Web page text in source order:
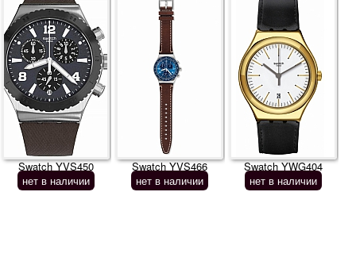
Swatch YVS450
нет в наличии
Swatch YVS466
нет в наличии
Swatch YWG404
нет в наличии